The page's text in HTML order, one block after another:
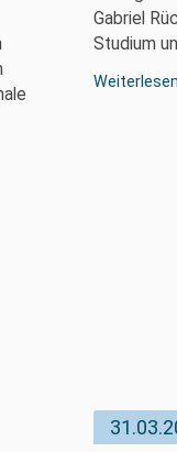
Gabriel
Studium